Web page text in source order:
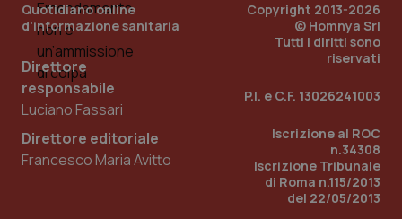
Quotidiano online
d'informazione sanitaria
Direttore
responsabile
Luciano Fassari
Direttore editoriale
Francesco Maria Avitto
Copyright 2013-2026
© Homnya Srl
Tutti i diritti sono
riservati
P.I. e C.F. 13026241003
Iscrizione al ROC
n.34308
Iscrizione Tribunale
di Roma n.115/2013
del 22/05/2013